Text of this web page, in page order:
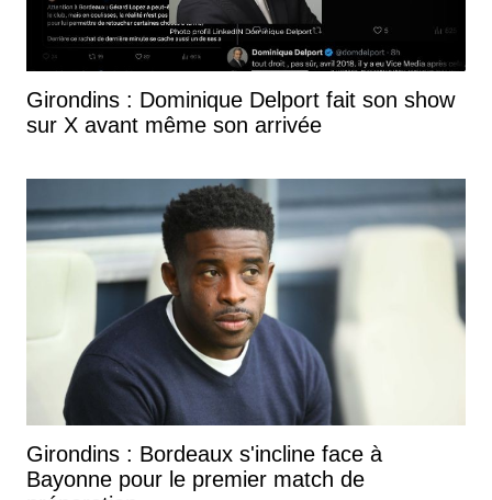
Girondins : Dominique Delport fait son show
sur X avant même son arrivée
Girondins : Bordeaux s'incline face à
Bayonne pour le premier match de